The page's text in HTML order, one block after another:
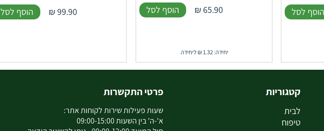
הוסף לסל 65.90
₪ הוסף לסל
יחידה: 1.32 ₪ ליחידה
99.90
₪ הוסף לסל
קטגוריות
לבית
טיפוח
פרטי התקשרות
שעות פעילות שירות לקוחות אתר:
א'-ה' בין השעות 09:00-15:00